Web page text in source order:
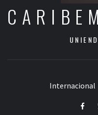
Internacional